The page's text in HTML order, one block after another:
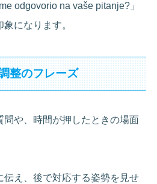
odgovorio na vaše pitanje?」
になります。
整のフレーズ
問や、時間が押したときの場面
伝え、後で対応する姿勢を見せ